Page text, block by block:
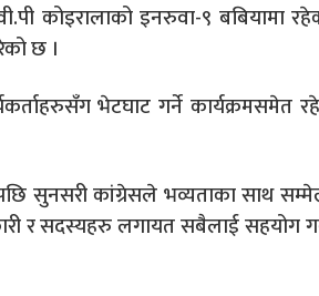
कोइरालाको इनरुवा-९ बबियामा
छ ।
भेटघाट गर्ने कार्यक्रमसमेत
सुनसरी कांग्रेसले भव्यताका साथ
र सदस्यहरु लगायत सबैलाई सहयोग